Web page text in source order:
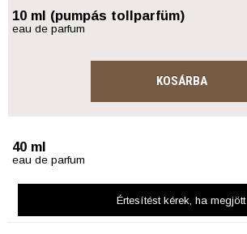
10 ml (pumpás tollparfüm)
eau de parfum
KOSÁRBA
40 ml
eau de parfum
Értesítést kérek , ha megjött